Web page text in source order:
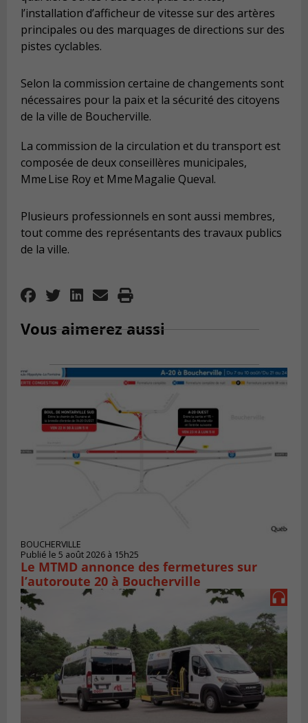
l’installation d’afficheur de vitesse sur des artères
principales ou des marquages de directions sur des
pistes cyclables.
Selon la commission certaine de changements sont
nécessaires pour la paix et la sécurité des citoyens
de la ville de Boucherville.
La commission de la circulation et du transport est
composée de deux conseillères municipales,
Mme Lise Roy et Mme Magalie Queval.
Plusieurs professionnels en sont aussi membres,
tout comme des représentants des travaux publics
de la ville.
Vous aimerez aussi
BOUCHERVILLE
Publié le 5 août 2026 à 15h25
Le MTMD annonce des fermetures sur
l’autoroute 20 à Boucherville